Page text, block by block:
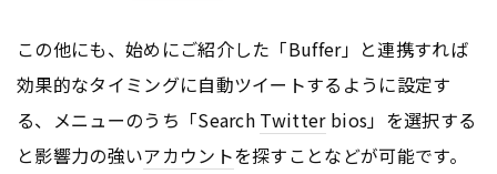
この他にも、始めにご紹介した「Buffer」と連携すれば
効果的なタイミングに自動ツイートするように設定す
る、メニューのうち「Search Twitterbios」を選択する
と影響力の強いアカウントを探すことなどが可能です。